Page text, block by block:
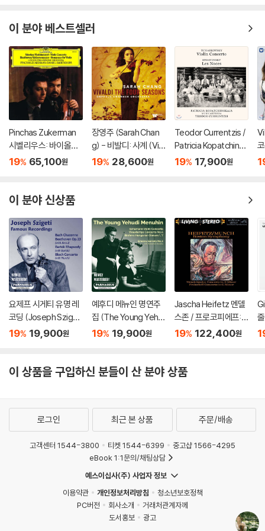
이 분야 베스트셀러
Pinchas Zukerman
시벨리우스: 바이올린
협주곡 / 베토벤: 로망
n: Romances For) [L
19% 65,100원
장영주 (Sarah Chan
g) - 비발디: 사계 (Viv
aldi: The Four Seaso
19% 28,600원
Teodor Currentzis /
Patricia Kopatchinsk
aja 차이코프스키: 바이
19% 17,900원
이 분야 신상품
요제프 시게티 유명 레
코딩 (Joseph Szigeti
Famous Recording
19% 19,900원
예후디 메뉴인 명연주
집 (The Young Yehu
di Menuhin)
19% 19,900원
Jascha Heifetz 멘델
스존 / 프로코피에프:
바이올린 협주곡 - 야
19% 122,400원
이 상품을 구입하신 분들이 산 분야 상품
로그인 최근 본 상품 주문/배송
고객센터 1544-3800 티켓 1544-6399
중고샵 1566-4295
eBook 1:1문의/채팅상담
예스이십사(주) 사업자 정보
이용약관
개인정보처리방침
청소년보호정책
PC버전
회사소개
거래처관계자께
도서홍보
광고